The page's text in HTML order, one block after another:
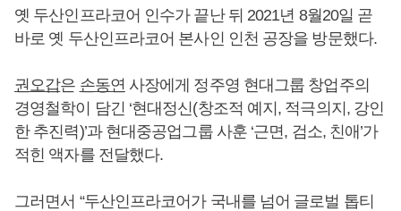
옛 두산인프라코어 인수가 끝난 뒤 2021년 8월20일 곧
바로 옛 두산인프라코어 본사인 인천 공장을 방문했다.
권오갑은 손동연 사장에게 정주영 현대그룹 창업주의
경영철학이 담긴 ‘현대정신(창조적 예지, 적극의지, 강인
한 추진력)’과 현대중공업그룹 사훈 ‘근면, 검소, 친애’가
적힌 액자를 전달했다.
그러면서 “두산인프라코어가 국내를 넘어 글로벌 톱티